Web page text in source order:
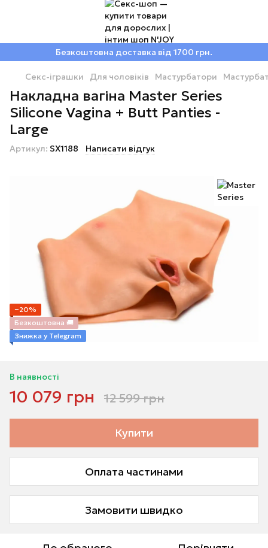
Безкоштовна доставка від 1700 грн.
Секс-іграшки Для чоловіків Мастурбатори
Накладна вагіна Master Series
Silicone Vagina + Butt Panties -
Large
Артикул: SX1188 Написати відгук
−20%
Безкоштовна 🚚
Знижка у Telegram
В наявності
10 079 грн 12 599 грн
Купити
Оплата частинами
Замовити швидко